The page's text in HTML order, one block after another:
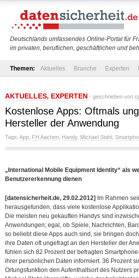
Deutschlands umfassendes Online-Portal für
im privaten, beruflichen, geschäftlichen und
Themen: Aktuelles Branche Experten
AKTUELLES, EXPERTEN - geschrieben von
Kostenlose Apps: Oftmals
Hersteller der Anwendung
Tags: App FH Aachen Handy, Michael Stahl
„International Mobile Equipment Identity“ als
Benutzererkennung dienen
[datensicherheit.de, 29.02.2012] Im Rahmen
herausgefunden, dass viele kostenlose
Die meisten neu gekauften Handys sind
Anwendungen; egal, ob Spiele, Nachrichten,
so beliebt diese Apps auch sind, sie bringen
ihre Daten oft ungefragt an den Hersteller der
fühlen sich 82 Prozent der befragten
ihrer persönlichen Daten informiert. 36 Prozent
Ortungsfunktion den Aufenthaltsort des Nutzers